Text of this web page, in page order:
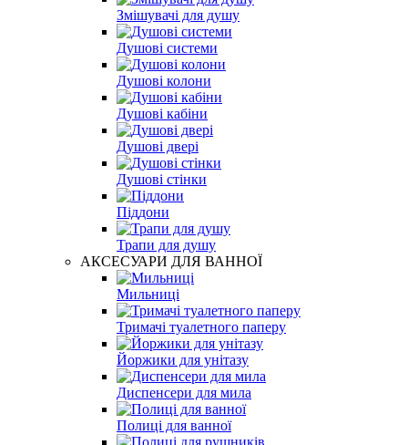
Змішувачі для душу
Душові системи
Душові колони
Душові кабіни
Душові двері
Душові стінки
Піддони
Трапи для душу
АКСЕСУАРИ ДЛЯ ВАННОЇ
Мильниці
Тримачі туалетного паперу
Йоржики для унітазу
Диспенсери для мила
Полиці для ванної